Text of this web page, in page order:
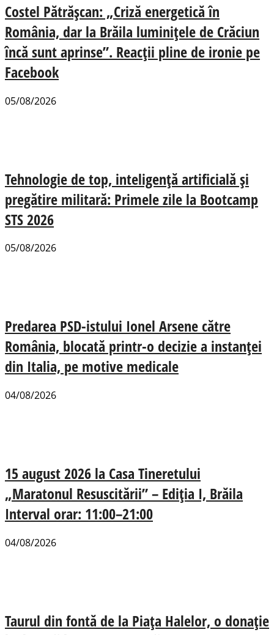
Costel Pătrășcan: „Criză energetică în
România, dar la Brăila luminițele de Crăciun
încă sunt aprinse”. Reacții pline de ironie pe
Facebook
05/08/2026
Tehnologie de top, inteligență artificială și
pregătire militară: Primele zile la Bootcamp
STS 2026
05/08/2026
Predarea PSD-istului Ionel Arsene către
România, blocată printr-o decizie a instanței
din Italia, pe motive medicale
04/08/2026
15 august 2026 la Casa Tineretului
„Maratonul Resuscitării” – Ediția I, Brăila
Interval orar: 11:00–21:00
04/08/2026
Taurul din fontă de la Piața Halelor, o donație